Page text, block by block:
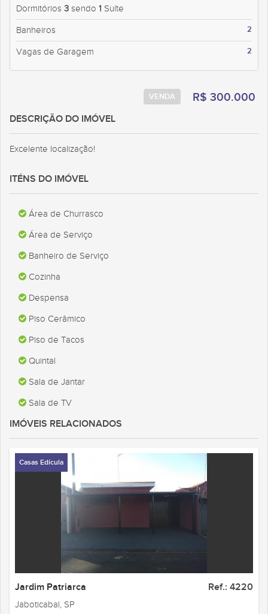
Dormitórios 3 sendo 1 Suíte
Banheiros 2
Vagas de Garagem 2
R$ 300.000
VENDA
DESCRIÇÃO DO IMÓVEL
Excelente localização!
ITÉNS DO IMÓVEL
Área de Churrasco
Área de Serviço
Banheiro de Serviço
Cozinha
Despensa
Piso Cerâmico
Piso de Tacos
Quintal
Sala de Jantar
Sala de TV
IMÓVEIS RELACIONADOS
Casas Edícula
Jardim Patriarca Ref.: 4220
Jaboticabal, SP